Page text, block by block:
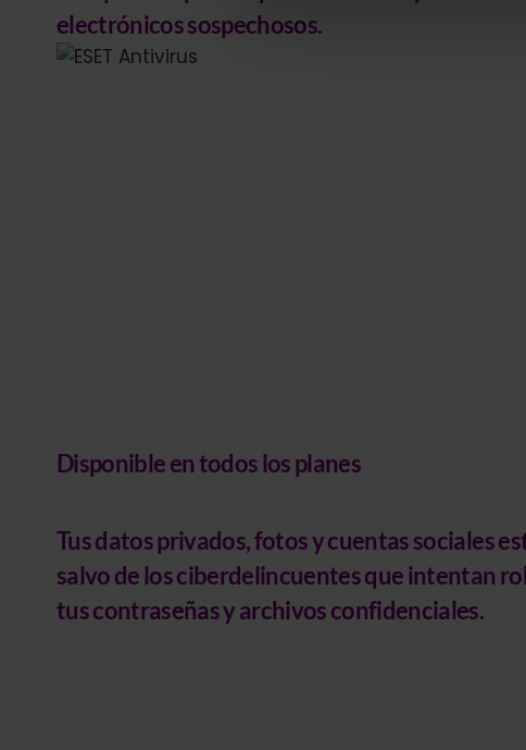
electrónicos sospechosos.
Disponible en todos los planes
Tusdatos privados, fotos y cuentas sociales
salvode los ciberdelincuentes que intentan
tus contraseñas y archivos confidenciales.